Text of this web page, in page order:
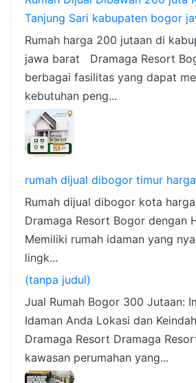
Tanjung Sari kabupaten bogor
Rumah harga 200 jutaan di
jawa barat Dramaga Resort
berbagai fasilitas yang dapat
kebutuhan peng...
rumah dijual dibogor timur
Rumah dijual dibogor kota
Dramaga Resort Bogor dengan
Memiliki rumah idaman yang
lingk...
(tanpa judul)
Jual Rumah Bogor 300 Jutaan:
Idaman Anda Lokasi dan
Dramaga Resort Dramaga
kawasan perumahan yang...